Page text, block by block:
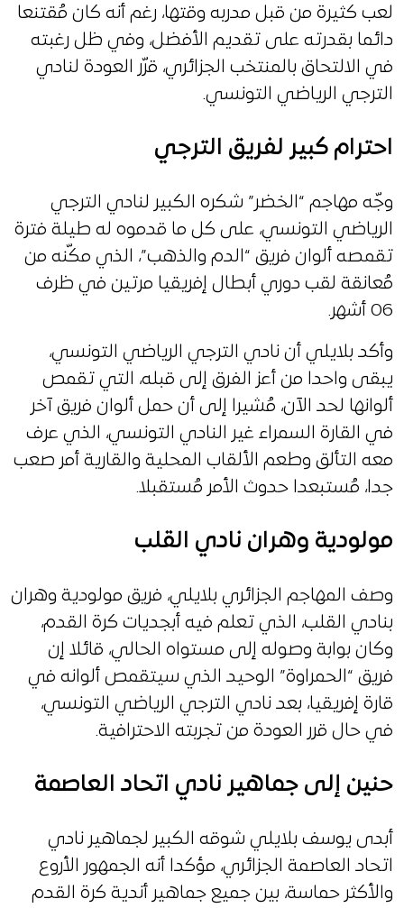
لعب كثيرة من قبل مدربه وقتها، رغم أنه كان مُقتنعا
دائما بقدرته على تقديم الأفضل، وفي ظل رغبته
في الالتحاق بالمنتخب الجزائري، قرّر العودة لنادي
الترجي الرياضي التونسي.
احترام كبير لفريق الترجي
وجّه مهاجم “الخضر” شكره الكبير لنادي الترجي
الرياضي التونسي، على كل ما قدموه له طيلة فترة
تقمصه ألوان فريق “الدم والذهب”، الذي مكّنه من
مُعانقة لقب دوري أبطال إفريقيا مرتين في ظرف
06 أشهر.
وأكد بلايلي أن نادي الترجي الرياضي التونسي،
يبقى واحدا من أعز الفرق إلى قبله، التي تقمص
ألوانها لحد الآن، مُشيرا إلى أن حمل ألوان فريق آخر
في القارة السمراء غير النادي التونسي، الذي عرف
معه التألق وطعم الألقاب المحلية والقارية أمر صعب
جدا، مُستبعدا حدوث الأمر مُستقبلا.
مولودية وهران نادي القلب
وصف المهاجم الجزائري بلايلي، فريق مولودية وهران
بنادي القلب، الذي تعلم فيه أبجديات كرة القدم،
وكان بوابة وصوله إلى مستواه الحالي، قائلا إن
فريق “الحمراوة” الوحيد الذي سيتقمص ألوانه في
قارة إفريقيا، بعد نادي الترجي الرياضي التونسي،
في حال قرر العودة من تجربته الاحترافية.
حنين إلى جماهير نادي اتحاد العاصمة
أبدى يوسف بلايلي شوقه الكبير لجماهير نادي
اتحاد العاصمة الجزائري، مؤكدا أنه الجمهور الأروع
والأكثر حماسة، بين جميع جماهير أندية كرة القدم